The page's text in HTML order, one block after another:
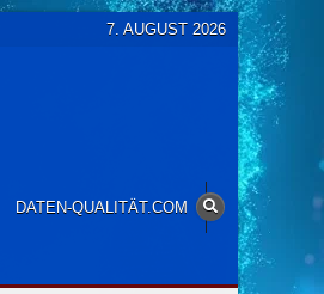
7. AUGUST 2026
DATEN-QUALITÄT.COM